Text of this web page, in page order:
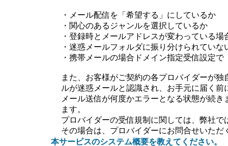
・メール配信を「希望する」にしているか
・関心のあるジャンルを選択しているか
・登録時とメールアドレスが変わっている
・迷惑メールフォルダに振り分けられていな
・携帯メールの場合ドメイン指定受信設定
また、お客様がご契約の各プロバイダーが
ルが迷惑メールと認識され、お手元に届く
メール送信が何度かエラーとなる状態が続
ます。
プロバイダーの受信規制に関しては、弊社で
その場合は、プロバイダーにお問合せいた
本サービスのシステム概要を教えてください。